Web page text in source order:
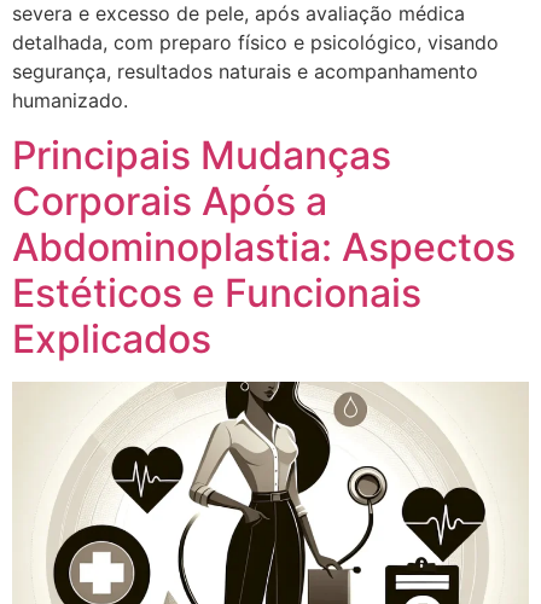
severa e excesso de pele, após avaliação médica
detalhada, com preparo físico e psicológico, visando
segurança, resultados naturais e acompanhamento
humanizado.
Principais Mudanças
Corporais Após a
Abdominoplastia: Aspectos
Estéticos e Funcionais
Explicados